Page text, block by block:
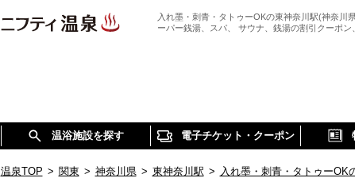
入れ墨・刺青・タトゥーOKの東神奈川駅(神奈川
ーパー銭湯、スパ、 サウナ、銭湯の割引クーポン
温浴施設を探す 電子チケット・クーポン
温泉TOP > 関東 > 神奈川県 > 東神奈川駅 > 入れ墨・刺青・タトゥーOK